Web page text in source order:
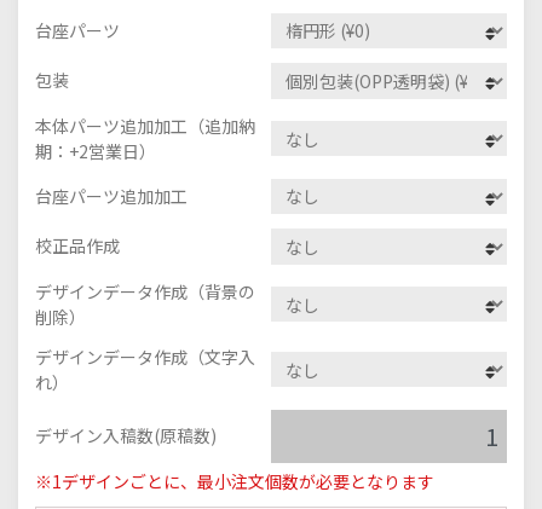
台座パーツ
包装
本体パーツ追加加工（追加納
期：+2営業日）
台座パーツ追加加工
校正品作成
デザインデータ作成（背景の
削除）
デザインデータ作成（文字入
れ）
デザイン入稿数(原稿数)
※1デザインごとに、最小注文個数が必要となります